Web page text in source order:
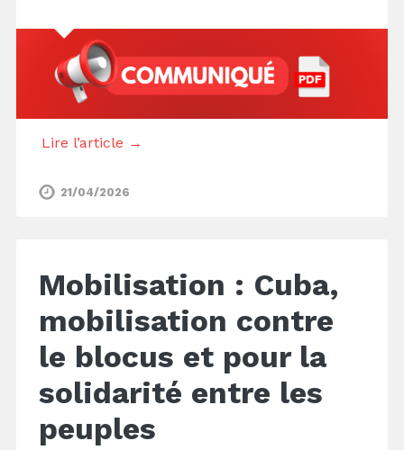
Lire l’article →
21/04/2026
Mobilisation : Cuba,
mobilisation contre
le blocus et pour la
solidarité entre les
peuples